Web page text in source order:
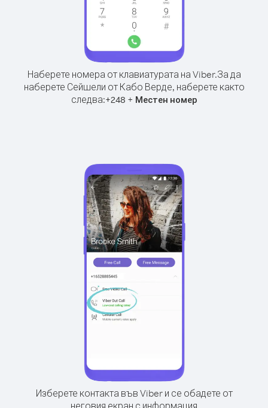
Наберете номера от клавиатурата на Viber.За да
наберете Сейшели от Кабо Верде, наберете както
следва:+248 + Местен номер
Изберете контакта във Viber и се обадете от
неговия екран с информация